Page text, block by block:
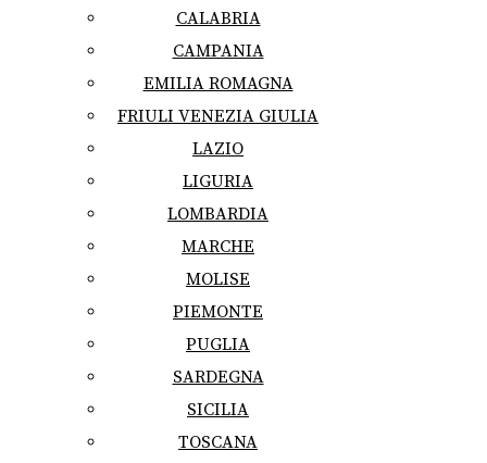
CALABRIA
CAMPANIA
EMILIA ROMAGNA
FRIULI VENEZIA GIULIA
LAZIO
LIGURIA
LOMBARDIA
MARCHE
MOLISE
PIEMONTE
PUGLIA
SARDEGNA
SICILIA
TOSCANA